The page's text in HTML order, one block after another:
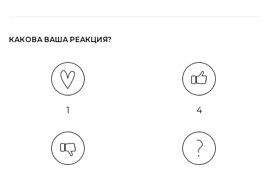
КАКОВА ВАША РЕАКЦИЯ?
1 4